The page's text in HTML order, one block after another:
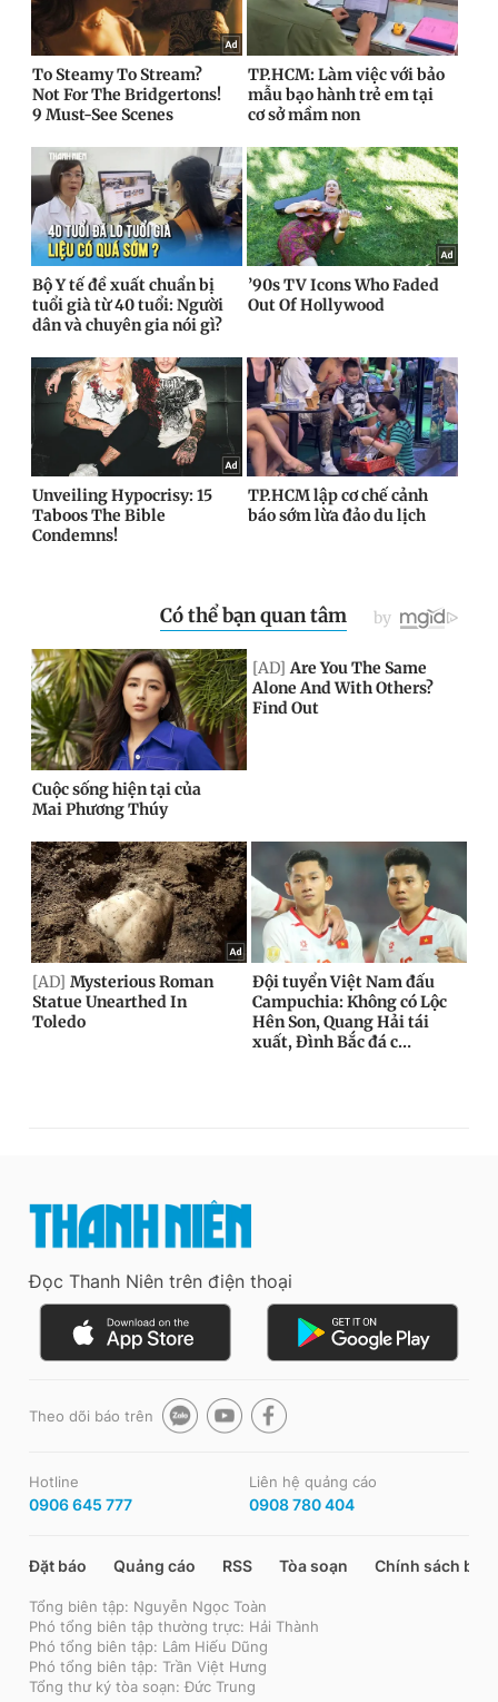
Đọc Thanh Niên trên điện thoại
Theo dõi báo trên
Hotline
0906 645 777
Liên hệ quảng cáo
0908 780 404
Đặt báo Quảng cáo RSS Tòa soạn Chính sách bảo
Tổng biên tập: Nguyễn Ngọc Toàn
Phó tổng biên tập thường trực: Hải Thành
Phó tổng biên tập: Lâm Hiếu Dũng
Phó tổng biên tập: Trần Việt Hưng
Tổng thư ký tòa soạn: Đức Trung